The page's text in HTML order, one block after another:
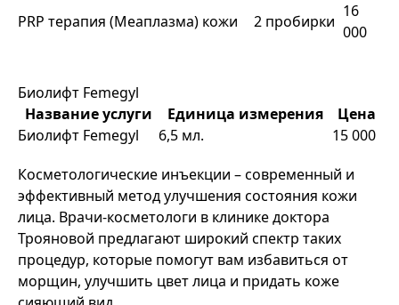
PRP терапия (Меаплазма) кожи
2 пробирки
16
000
Биолифт Femegyl
Название услуги
Единица измерения
Цена
Биолифт Femegyl
6,5 мл.
15 000
Косметологические инъекции – современный и
эффективный метод улучшения состояния кожи
лица. Врачи-косметологи в клинике доктора
Трояновой предлагают широкий спектр таких
процедур, которые помогут вам избавиться от
морщин, улучшить цвет лица и придать коже